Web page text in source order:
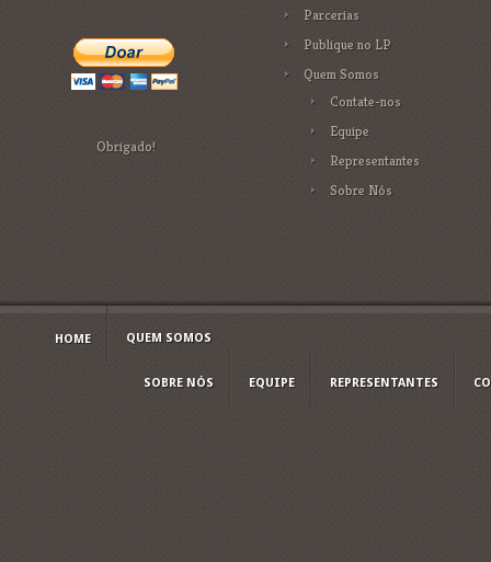
Obrigado!
Parcerias
Publique no LP
Quem Somos
Contate-nos
Equipe
Representantes
Sobre Nós
HOME QUEM SOMOS
SOBRE NÓS EQUIPE REPRESENTANTES